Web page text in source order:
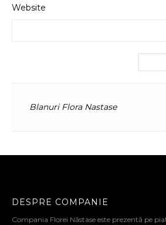
Website
Blanuri Flora Nastase
DESPRE COMPANIE
Compania Florei Năstase este prezentă pe